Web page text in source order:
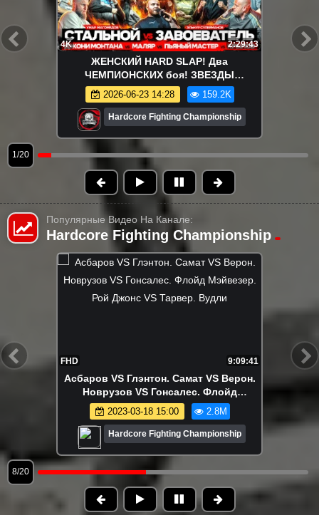
4K 2:29:43
ЖЕНСКИЙ HARD SLAP! Два
ЧЕМПИОНСКИХ боя! ЗВЕЗДЫ
ХАРДКОРА! ABC Stand Up!
2026-06-23 14:28 159.2K
Hardcore Fighting Championship
1/20
Популярные Видео На Канале:
Hardcore Fighting Championship
FHD 5:08:19
Самат VS Мартин. Золотой VS Думанов.
Лендруш VS Хантер. ЗВЁЗДЫ ПЕРВОГО
СЕЗОНА ГРАН-ПРИ. Асбаров
2023-02-24 17:55 2.8M
Hardcore Fighting Championship
9/20